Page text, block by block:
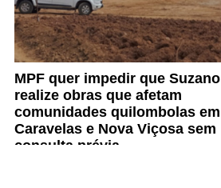
MPF quer impedir que Suzano
realize obras que afetam
comunidades quilombolas em
Caravelas e Nova Viçosa sem
consulta prévia